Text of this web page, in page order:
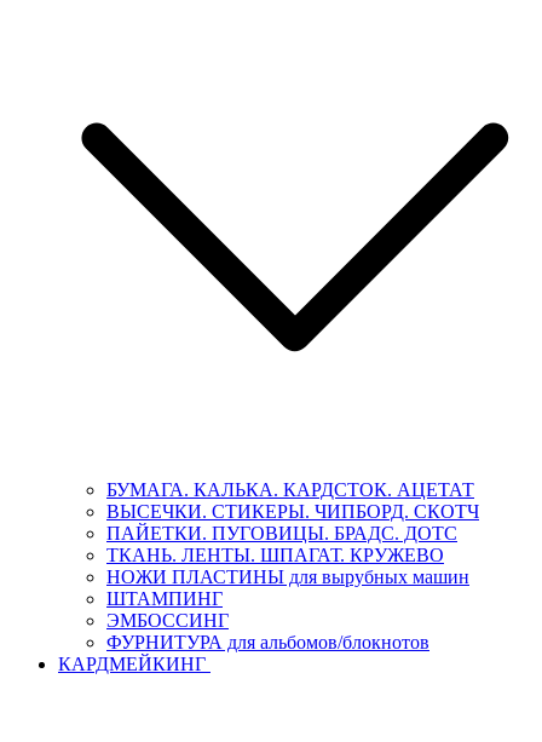
БУМАГА. КАЛЬКА. КАРДСТОК. АЦЕТАТ
ВЫСЕЧКИ. СТИКЕРЫ. ЧИПБОРД. СКОТЧ
ПАЙЕТКИ. ПУГОВИЦЫ. БРАДС. ДОТС
ТКАНЬ. ЛЕНТЫ. ШПАГАТ. КРУЖЕВО
НОЖИ ПЛАСТИНЫ для вырубных машин
ШТАМПИНГ
ЭМБОССИНГ
ФУРНИТУРА для альбомов/блокнотов
КАРДМЕЙКИНГ